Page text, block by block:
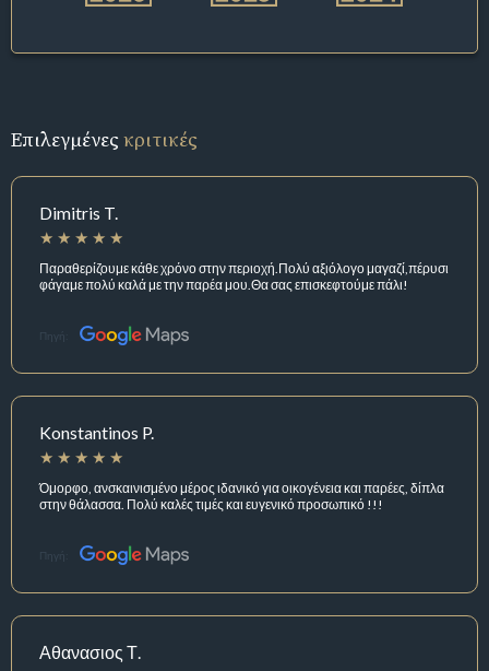
Επιλεγμένεςκριτικές
Dimitris T.
Παραθερίζουμε κάθε χρόνο στην περιοχή.Πολύ αξιόλογο μαγαζί,πέρυσι
φάγαμε πολύ καλά με την παρέα μου.Θα σας επισκεφτούμε πάλι!
Πηγή:
Konstantinos P.
Όμορφο, ανσκαινισμένο μέρος ιδανικό για οικογένεια και παρέες, δίπλα
στην θάλασσα. Πολύ καλές τιμές και ευγενικό προσωπικό !!!
Πηγή:
Αθανασιος Τ.